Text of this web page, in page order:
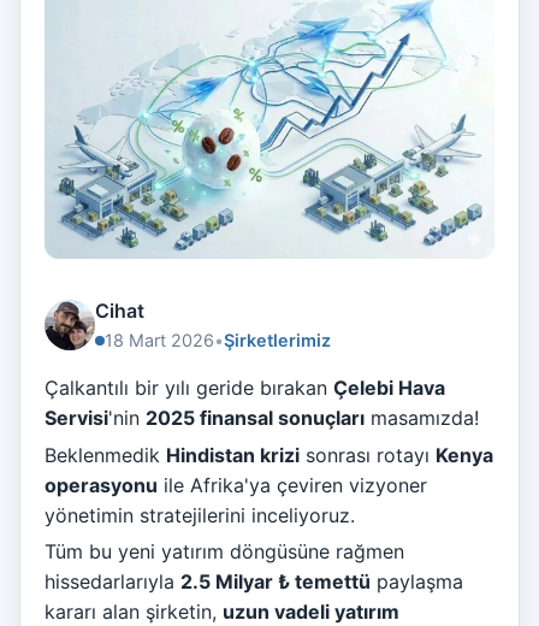
Cihat
18 Mart 2026•Şirketlerimiz
Çalkantılı bir yılı geride bırakan Çelebi Hava
Servisi'nin 2025 finansal sonuçları masamızda!
Beklenmedik Hindistan krizi sonrası rotayı Kenya
operasyonu ile Afrika'ya çeviren vizyoner
yönetimin stratejilerini inceliyoruz.
Tüm bu yeni yatırım döngüsüne rağmen
hissedarlarıyla 2.5 Milyar ₺ temettü paylaşma
kararı alan şirketin, uzun vadeli yatırım